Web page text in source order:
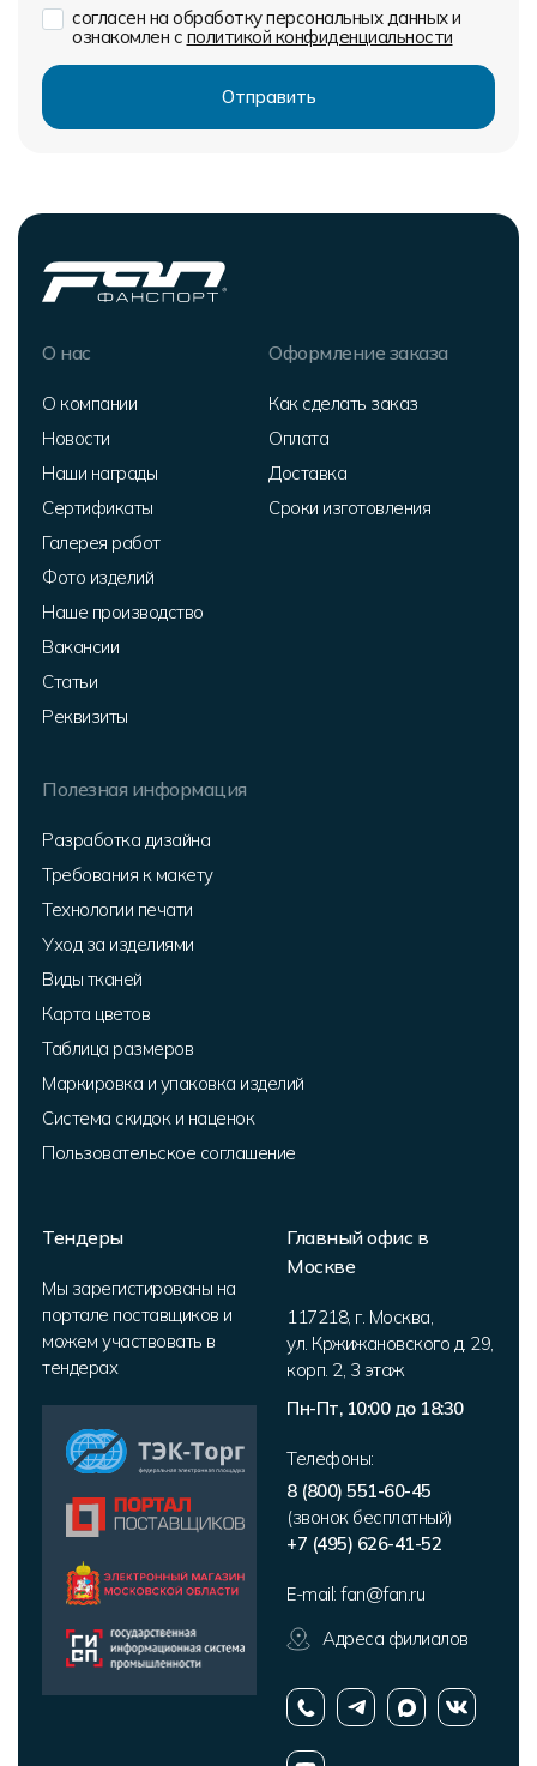
согласен на обработку персональных данных и
ознакомлен с политикой конфиденциальности
О нас
О компании
Новости
Наши награды
Сертификаты
Галерея работ
Фото изделий
Наше производство
Вакансии
Статьи
Реквизиты
Оформление заказа
Как сделать заказ
Оплата
Доставка
Сроки изготовления
Полезная информация
Разработка дизайна
Требования к макету
Технологии печати
Уход за изделиями
Виды тканей
Карта цветов
Таблица размеров
Маркировка и упаковка изделий
Система скидок и наценок
Пользовательское соглашение
Тендеры
Мы зарегистированы на
портале поставщиков и
можем участвовать в
тендерах
Главный офис в
Москве
117218, г. Москва,
ул. Кржижановского д. 29,
корп. 2, 3 этаж
Пн-Пт, 10:00 до 18:30
Телефоны:
8 (800) 551-60-45
(звонок бесплатный)
+7 (495) 626-41-52
E-mail: fan@fan.ru
Адреса филиалов